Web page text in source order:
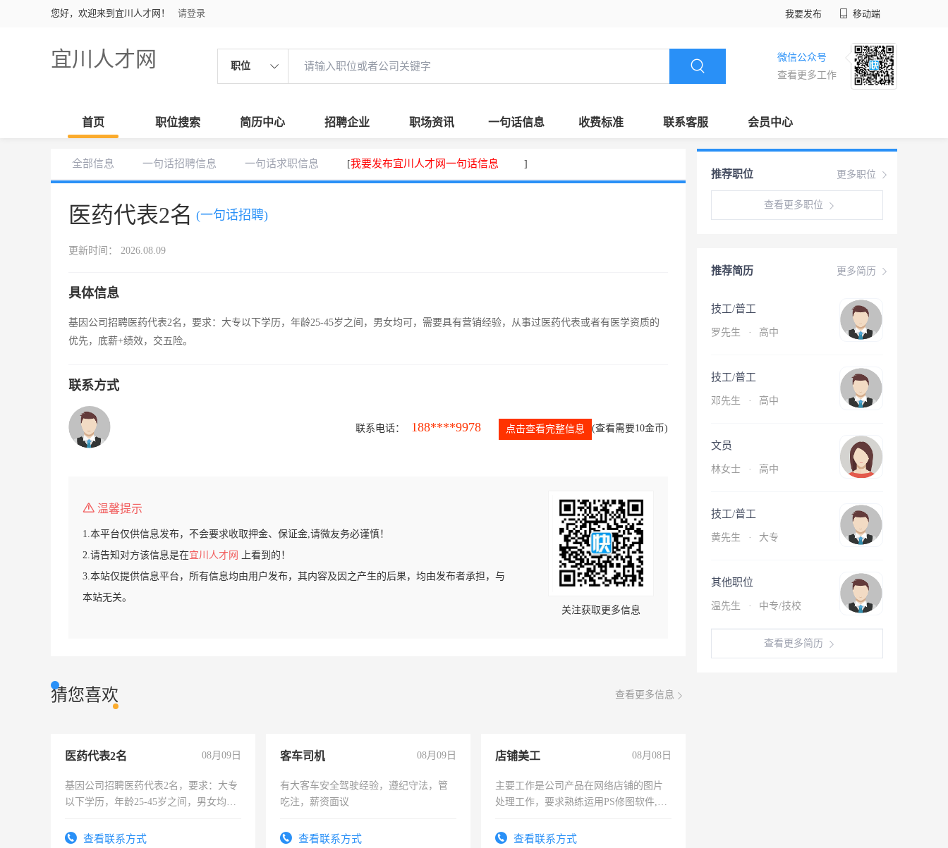
您好，欢迎来到宜川人才网！ 请登录 我要发布 移动端
宜川人才网 职位
微信公众号
查看更多工作
首页 职位搜索 简历中心 招聘企业 职场资讯 一句话信息 收费标准 联系客服 会员中心
全部信息 一句话招聘信息 一句话求职信息 [我要发布宜川人才网一句话信息 ]
医药代表2名 (一句话招聘)
更新时间： 2026.08.09
具体信息
基因公司招聘医药代表2名，要求：大专以下学历，年龄25-45岁之间，男女均可，需要具有营销经验，从事过医药代表或者有医学资质的
优先，底薪+绩效，交五险。
联系方式
联系电话： 188****9978 点击查看完整信息 (查看需要10金币)
温馨提示
1.本平台仅供信息发布，不会要求收取押金、保证金,请微友务必谨慎！
2.请告知对方该信息是在宜川人才网
上看到的！
3.本站仅提供信息平台，所有信息均由用户发布，其内容及因之产生的后果，均由发布者承担，与
本站无关。
关注获取更多信息
猜您喜欢 查看更多信息
医药代表2名 08月09日
基因公司招聘医药代表2名，要求：大专
以下学历，年龄25-45岁之间，男女均
表或者有医学资质的优先，底薪+绩效，
查看联系方式
客车司机 08月09日
有大客车安全驾驶经验，遵纪守法，管
吃注，薪资面议
查看联系方式
店铺美工 08月08日
主要工作是公司产品在网络店铺的图片
处理工作，要求熟练运用PS修图软件,工
查看联系方式
更多职位
推荐职位
查看更多职位
更多简历
推荐简历
技工/普工
罗先生 · 高中
技工/普工
邓先生 · 高中
文员
林女士 · 高中
技工/普工
黄先生 · 大专
其他职位
温先生 · 中专/技校
查看更多简历